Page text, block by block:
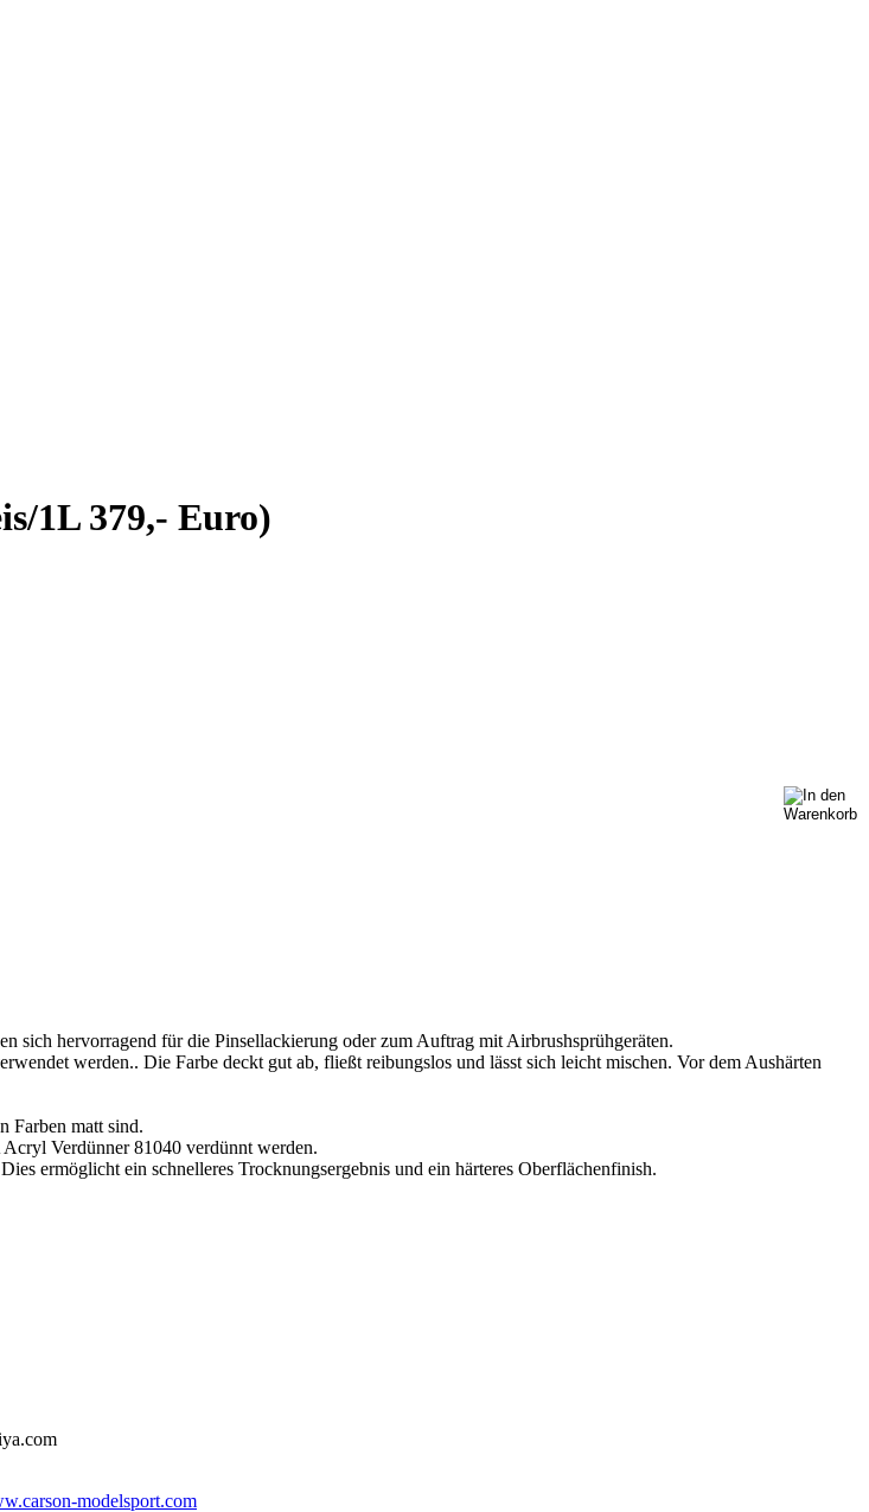
1L 379,- Euro)
hervorragend für die Pinsellackierung oder zum Auftrag mit Airbrushsprühgeräten.
werden.. Die Farbe deckt gut ab, fließt reibungslos und lässt sich leicht mischen. Vor dem Aushärten
Farben matt sind.
Verdünner 81040 verdünnt werden.
ermöglicht ein schnelleres Trocknungsergebnis und ein härteres Oberflächenfinish.
modelsport.com